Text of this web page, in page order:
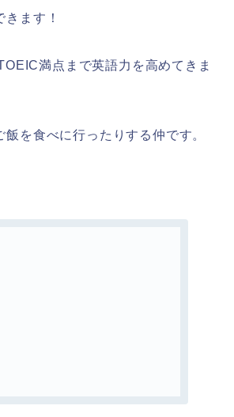
ます！
満点まで英語力を高めてきま
を食べに行ったりする仲です。